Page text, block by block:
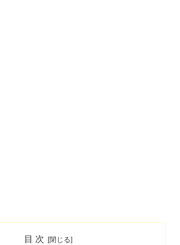
目 次